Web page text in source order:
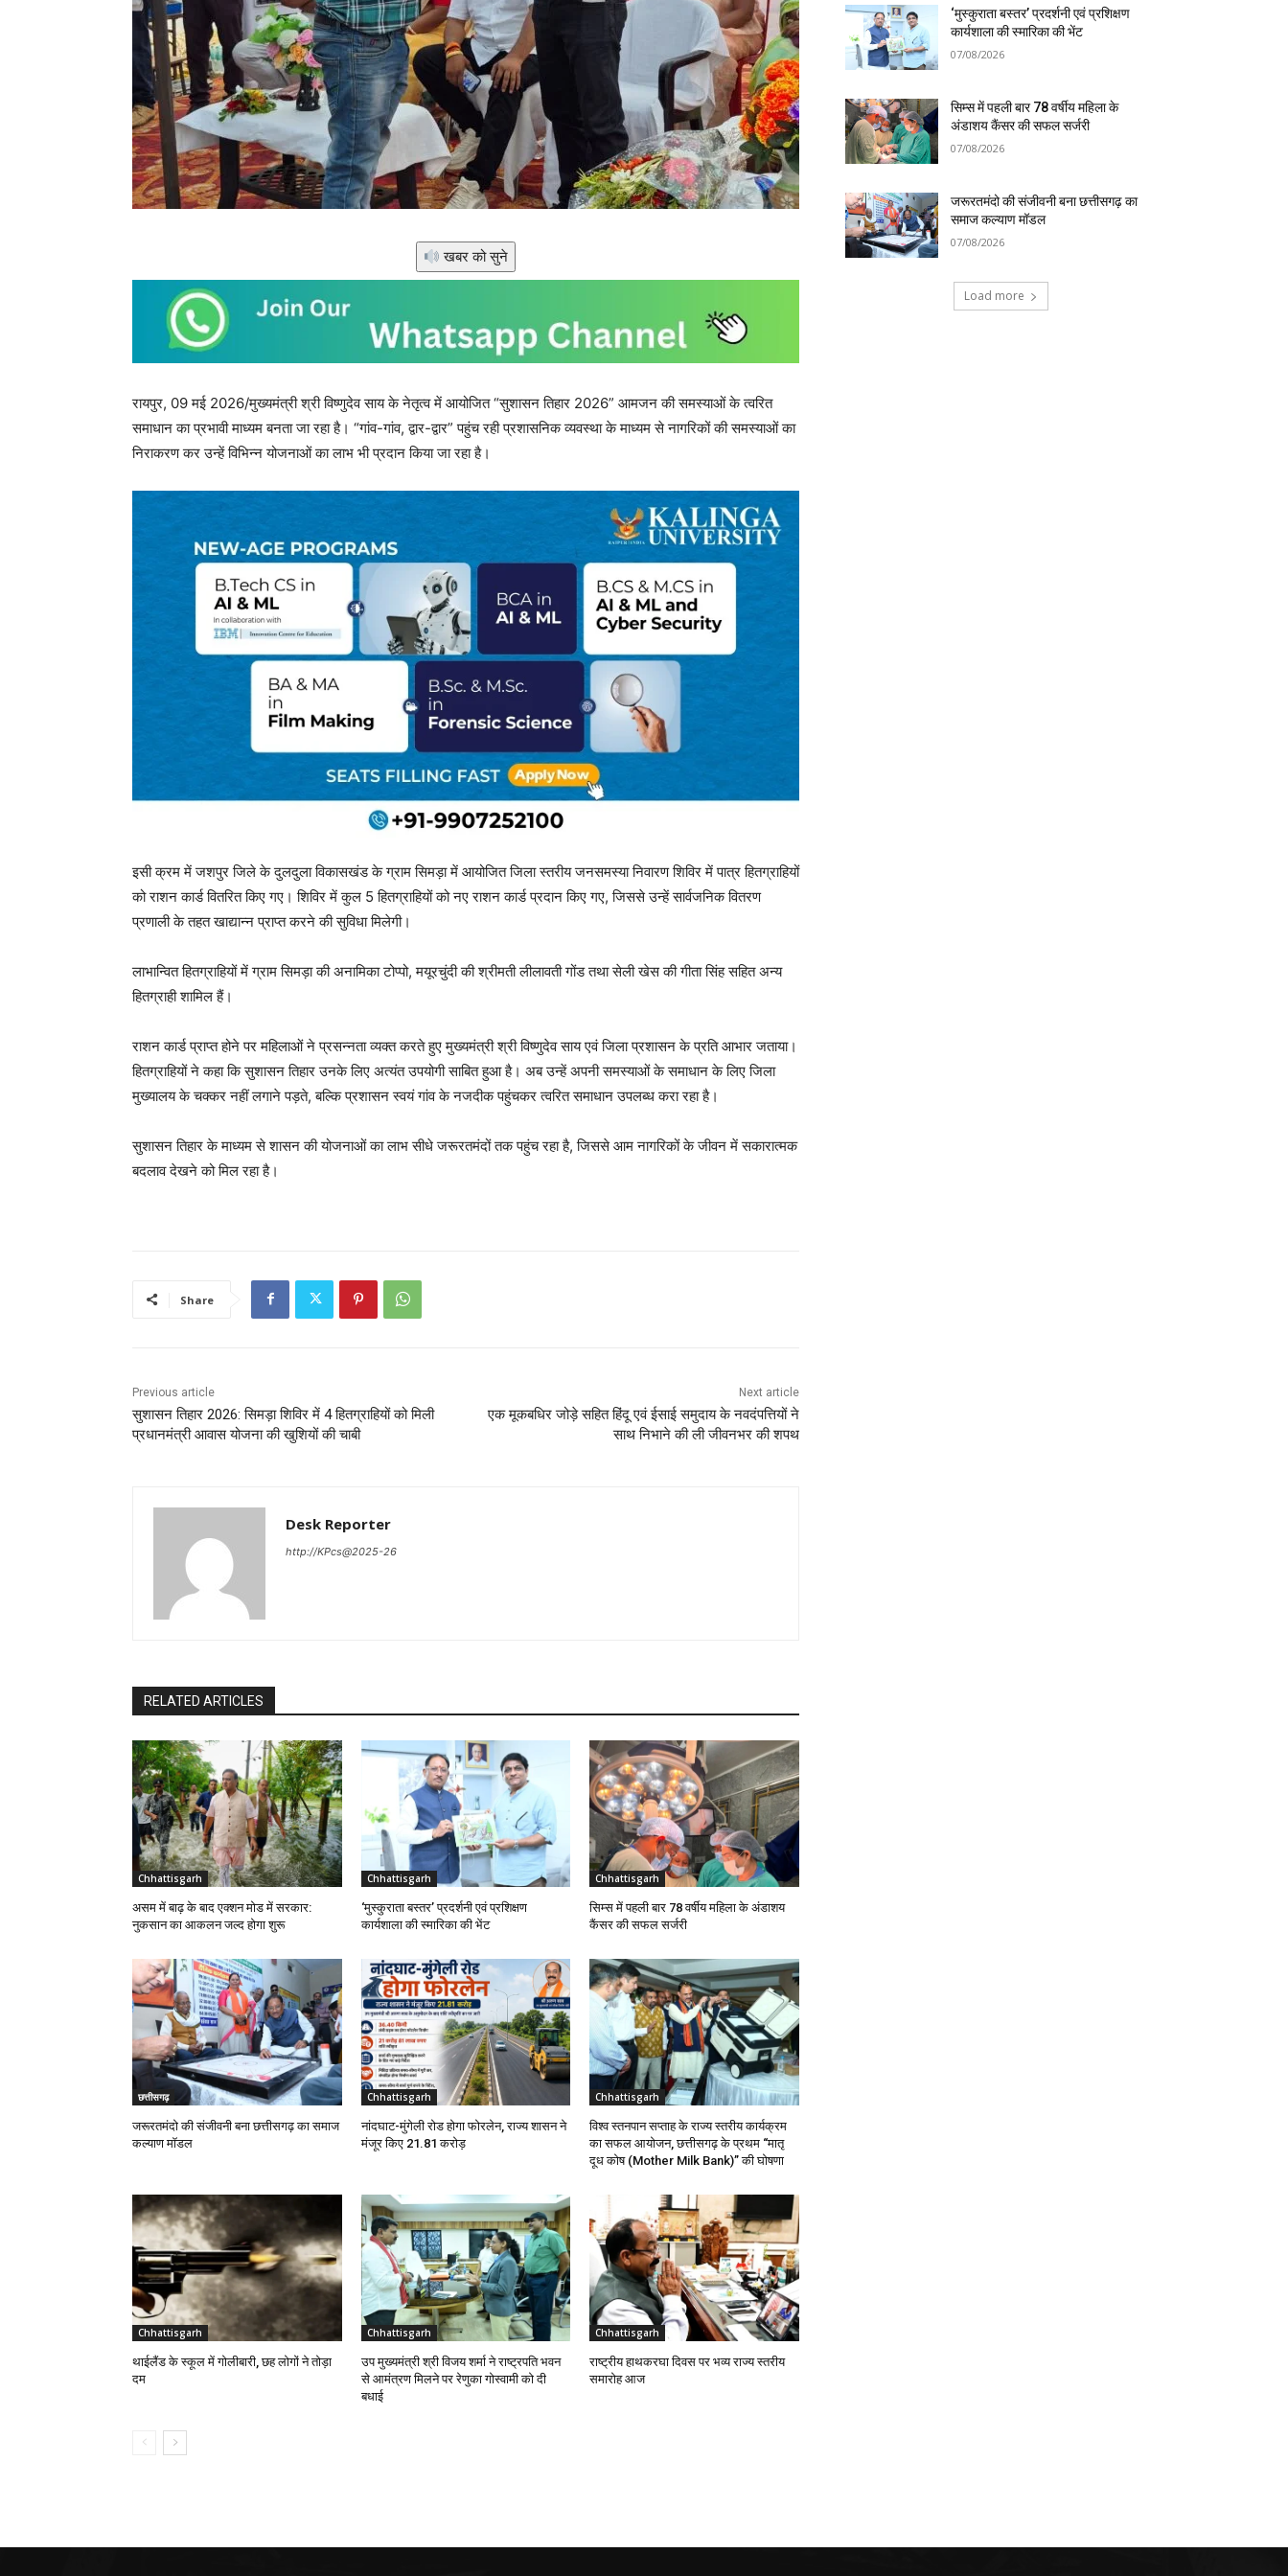
खबर को सुने
रायपुर, 09 मई 2026/मुख्यमंत्री श्री विष्णुदेव साय के नेतृत्व में आयोजित “सुशासन तिहार 2026” आमजन की समस्याओं के त्वरित
समाधान का प्रभावी माध्यम बनता जा रहा है। “गांव-गांव, द्वार-द्वार” पहुंच रही प्रशासनिक व्यवस्था के माध्यम से नागरिकों की समस्याओं का
निराकरण कर उन्हें विभिन्न योजनाओं का लाभ भी प्रदान किया जा रहा है।
इसी क्रम में जशपुर जिले के दुलदुला विकासखंड के ग्राम सिमड़ा में आयोजित जिला स्तरीय जनसमस्या निवारण शिविर में पात्र हितग्राहियों
को राशन कार्ड वितरित किए गए। शिविर में कुल 5 हितग्राहियों को नए राशन कार्ड प्रदान किए गए, जिससे उन्हें सार्वजनिक वितरण
प्रणाली के तहत खाद्यान्न प्राप्त करने की सुविधा मिलेगी।
लाभान्वित हितग्राहियों में ग्राम सिमड़ा की अनामिका टोप्पो, मयूरचुंदी की श्रीमती लीलावती गोंड तथा सेली खेस की गीता सिंह सहित अन्य
हितग्राही शामिल हैं।
राशन कार्ड प्राप्त होने पर महिलाओं ने प्रसन्नता व्यक्त करते हुए मुख्यमंत्री श्री विष्णुदेव साय एवं जिला प्रशासन के प्रति आभार जताया।
हितग्राहियों ने कहा कि सुशासन तिहार उनके लिए अत्यंत उपयोगी साबित हुआ है। अब उन्हें अपनी समस्याओं के समाधान के लिए जिला
मुख्यालय के चक्कर नहीं लगाने पड़ते, बल्कि प्रशासन स्वयं गांव के नजदीक पहुंचकर त्वरित समाधान उपलब्ध करा रहा है।
सुशासन तिहार के माध्यम से शासन की योजनाओं का लाभ सीधे जरूरतमंदों तक पहुंच रहा है, जिससे आम नागरिकों के जीवन में सकारात्मक
बदलाव देखने को मिल रहा है।
Share
Previous article
सुशासन तिहार 2026: सिमड़ा शिविर में 4 हितग्राहियों को मिली
प्रधानमंत्री आवास योजना की खुशियों की चाबी
Next article
एक मूकबधिर जोड़े सहित हिंदू एवं ईसाई समुदाय के नवदंपत्तियों ने
साथ निभाने की ली जीवनभर की शपथ
Desk Reporter
http://KPcs@2025-26
RELATED ARTICLES
Chhattisgarh
असम में बाढ़ के बाद एक्शन मोड में सरकार:
नुकसान का आकलन जल्द होगा शुरू
Chhattisgarh
‘मुस्कुराता बस्तर’ प्रदर्शनी एवं प्रशिक्षण
कार्यशाला की स्मारिका की भेंट
Chhattisgarh
सिम्स में पहली बार 78 वर्षीय महिला के अंडाशय
कैंसर की सफल सर्जरी
छत्तीसगढ़
जरूरतमंदो की संजीवनी बना छत्तीसगढ़ का समाज
कल्याण मॉडल
Chhattisgarh
नांदघाट-मुंगेली रोड होगा फोरलेन, राज्य शासन ने
मंजूर किए 21.81 करोड़
Chhattisgarh
विश्व स्तनपान सप्ताह के राज्य स्तरीय कार्यक्रम
का सफल आयोजन, छत्तीसगढ़ के प्रथम “मातृ
दूध कोष (Mother Milk Bank)” की घोषणा
Chhattisgarh
थाईलैंड के स्कूल में गोलीबारी, छह लोगों ने तोड़ा
दम
Chhattisgarh
उप मुख्यमंत्री श्री विजय शर्मा ने राष्ट्रपति भवन
से आमंत्रण मिलने पर रेणुका गोस्वामी को दी
बधाई
Chhattisgarh
राष्ट्रीय हाथकरघा दिवस पर भव्य राज्य स्तरीय
समारोह आज
‘मुस्कुराता बस्तर’ प्रदर्शनी एवं प्रशिक्षण
कार्यशाला की स्मारिका की भेंट
07/08/2026
सिम्स में पहली बार 78 वर्षीय महिला के
अंडाशय कैंसर की सफल सर्जरी
07/08/2026
जरूरतमंदो की संजीवनी बना छत्तीसगढ़ का
समाज कल्याण मॉडल
07/08/2026
Load more